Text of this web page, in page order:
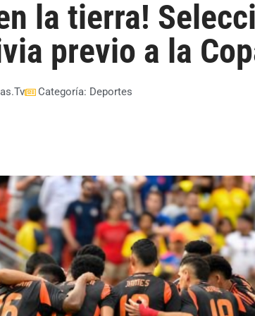
la tierra!
previo a la
Categoría: Deportes